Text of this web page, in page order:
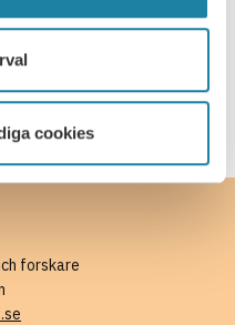
cookies
forskare